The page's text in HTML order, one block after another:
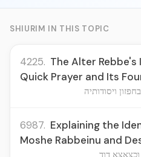
SHIURIM IN THIS TOPIC
4225. The Alter
Quick Prayer and Its
ויסודותיה
6987. Explaining the
Moshe Rabbeinu and
דוד